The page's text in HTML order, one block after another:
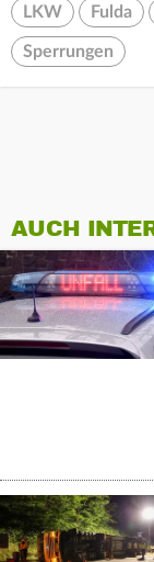
LKW Fulda
Sperrungen
AUCH